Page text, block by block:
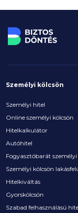
Személyi kölcsön
Személyi hitel
Online személyi kölcsön
Hitelkalkulátor
Autóhitel
Fogyasztóbarát személyi
Személyi kölcsön
Hitelkiváltás
Gyorskölcsön
Szabad felhasználású